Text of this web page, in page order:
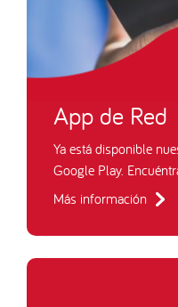
App de Red
Ya está disponible
Google Play.
Más información